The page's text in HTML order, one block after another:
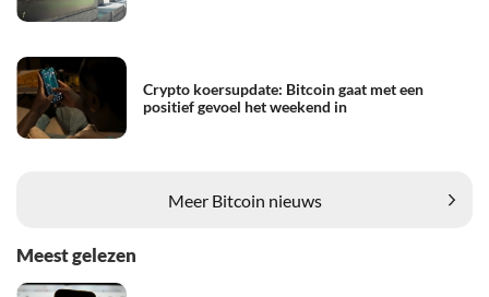
Crypto koersupdate: Bitcoin gaat met een
positief gevoel het weekend in
Meer Bitcoin nieuws
Meest gelezen